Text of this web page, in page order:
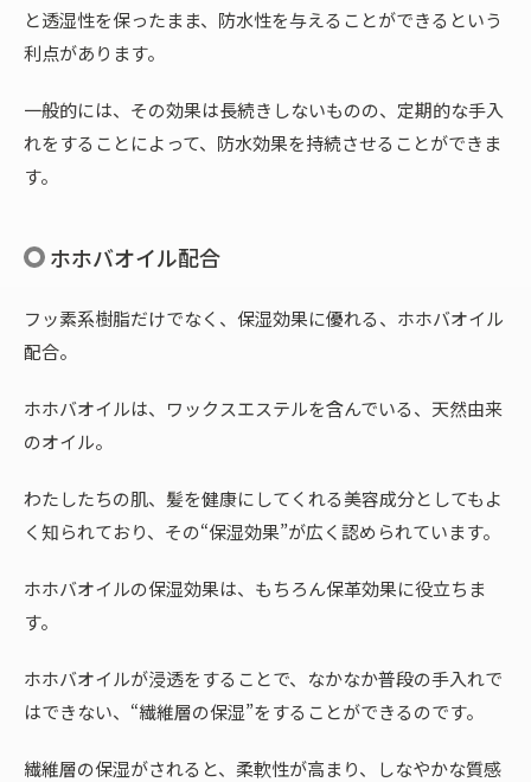
と透湿性を保ったまま、防水性を与えることができるという
利点があります。
一般的には、その効果は長続きしないものの、定期的な手入
れをすることによって、防水効果を持続させることができま
す。
ホホバオイル配合
フッ素系樹脂だけでなく、保湿効果に優れる、ホホバオイル
配合。
ホホバオイルは、ワックスエステルを含んでいる、天然由来
のオイル。
わたしたちの肌、髪を健康にしてくれる美容成分としてもよ
く知られており、その“保湿効果”が広く認められています。
ホホバオイルの保湿効果は、もちろん保革効果に役立ちま
す。
ホホバオイルが浸透をすることで、なかなか普段の手入れで
はできない、“繊維層の保湿”をすることができるのです。
繊維層の保湿がされると、柔軟性が高まり、しなやかな質感